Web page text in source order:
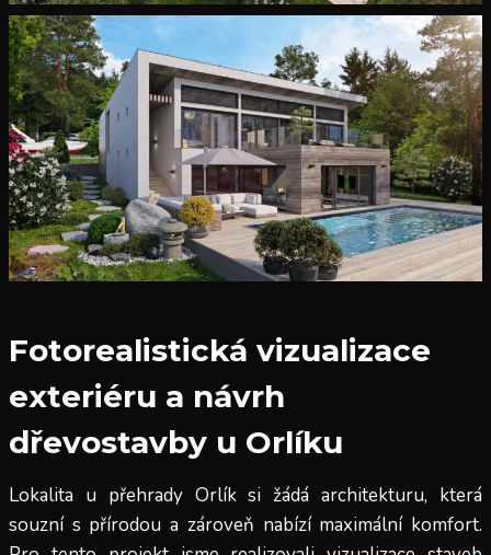
Fotorealistická vizualizace
exteriéru a návrh
dřevostavby u Orlíku
Lokalita u přehrady Orlík si žádá architekturu, která
souzní s přírodou a zároveň nabízí maximální komfort.